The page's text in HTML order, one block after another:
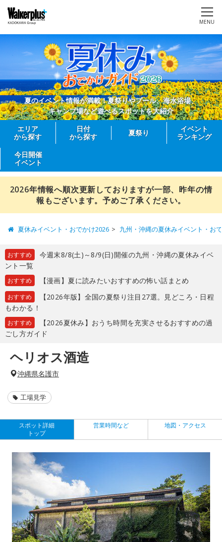
MENU
夏のイベント情報が満載！夏祭りやプール、海水浴場、
キャンプ場など遊べるスポットを大紹介
エリア
から探す
日付
から探す
夏祭り
イベント
ランキング
今日開催
イベント
2026年情報へ順次更新しておりますが一部、昨年の情
報もございます。予めご了承ください。
夏休みイベント・おでかけ2026 九州・沖縄の夏休みイベント・お
おすすめ
今週末8/8(土)～8/9(日)開催の九州・沖縄の夏休みイベ
ント一覧
おすすめ 【漫画】夏に読みたいおすすめの怖い話まとめ
おすすめ
【2026年版】全国の夏祭り注目27選。見どころ・日程
もわかる！
おすすめ
【2026夏休み】おうち時間を充実させるおすすめの過
ごし方ガイド
ヘリオス酒造
沖縄県名護市
工場見学
スポット詳細
トップ
営業時間など 地図・アクセス